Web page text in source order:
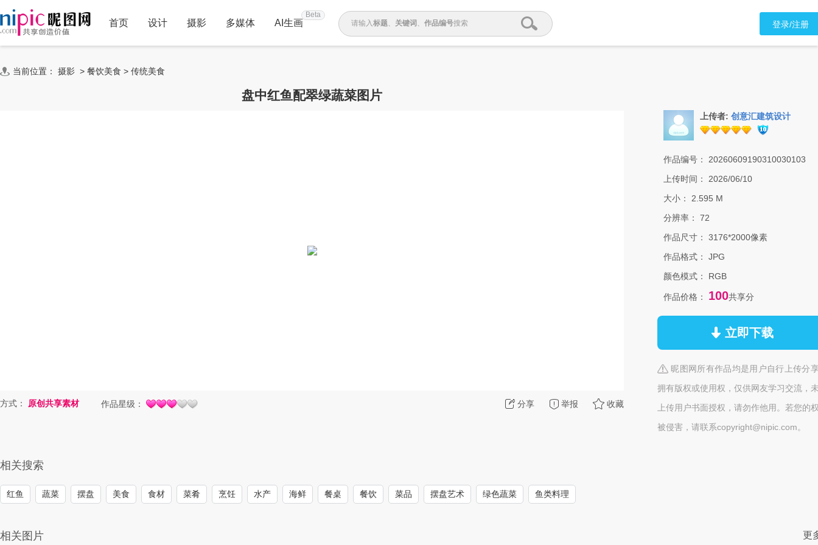
首页 设计 摄影 多媒体 AI生画
Beta
请输入标题、 关键词 、 作品编号搜索 登录/注册
当前位置： 摄影 > 餐饮美食 > 传统美食
盘中红鱼配翠绿蔬菜图片
分享 举报 收藏
方式： 原创共享素材 作品星级：
上传者: 创意汇建筑设计
作品编号：
20260609190310030103
上传时间：
2026/06/10
大小：
2.595 M
分辨率：
72
作品尺寸：
3176*2000像素
作品格式：
JPG
颜色模式：
RGB
作品价格： 100共享分
立即下载
昵图网所有作品均是用户自行上传分
拥有版权或使用权，仅供网友学习交流，
上传用户书面授权，请勿作他用。若您的
被侵害，请联系copyright@nipic.com。
相关搜索
红鱼 蔬菜 摆盘 美食 食材 菜肴 烹饪 水产 海鲜 餐桌 餐饮 菜品 摆盘艺术 绿色蔬菜 鱼类料理
相关图片 更